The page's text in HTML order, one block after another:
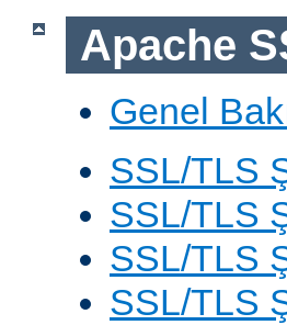
Apache
Genel
SSL/TLS
SSL/TLS
SSL/TLS
SSL/TLS